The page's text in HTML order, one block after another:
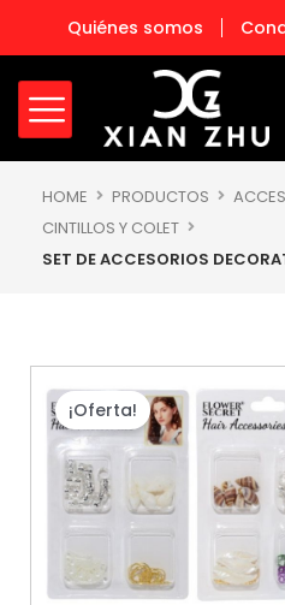
contenido
Quiénes somos
HOME PRODUCTOS
CINTILLOS Y COLET
SET DE ACCESORIOS
¡Oferta!